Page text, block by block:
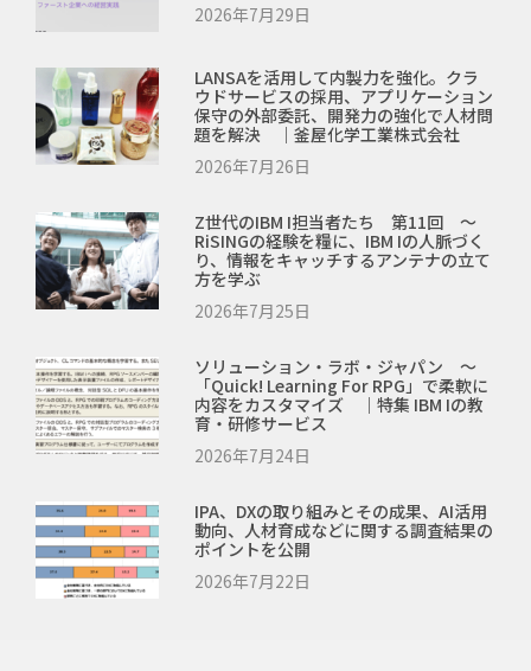
2026年7月29日
LANSAを活用して内製力を強化。クラ
ウドサービスの採用、アプリケーション
保守の外部委託、開発力の強化で人材問
題を解決 ｜釜屋化学工業株式会社
2026年7月26日
Z世代のIBM I担当者たち 第11回 ～
RiSINGの経験を糧に、IBM Iの人脈づく
り、情報をキャッチするアンテナの立て
方を学ぶ
2026年7月25日
ソリューション・ラボ・ジャパン ～
「Quick! Learning For RPG」で柔軟に
内容をカスタマイズ ｜特集 IBM Iの教
育・研修サービス
2026年7月24日
IPA、DXの取り組みとその成果、AI活用
動向、人材育成などに関する調査結果の
ポイントを公開
2026年7月22日